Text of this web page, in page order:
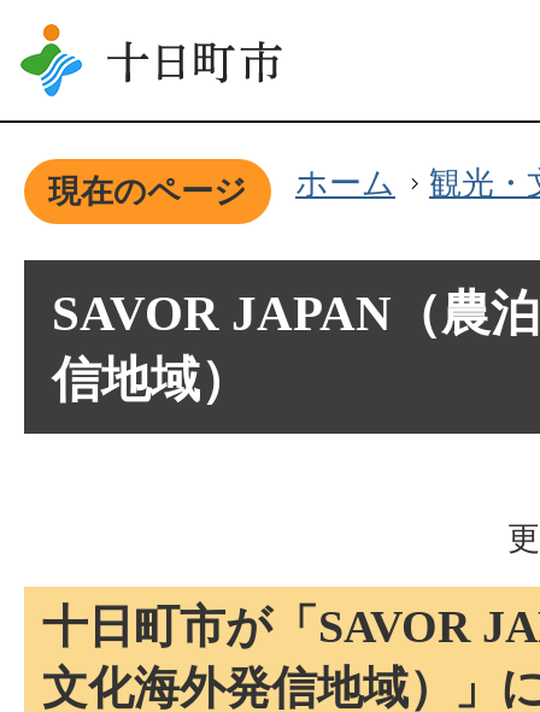
現在のページ ホーム 観光・
SAVOR JAPAN（農
信地域）
十日町市が「SAVOR
文化海外発信地域）」